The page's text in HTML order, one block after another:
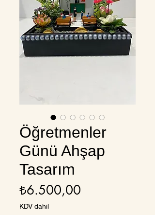
Öğretmenler
Günü Ahşap
Tasarım
₺6.500,00
KDV dahil